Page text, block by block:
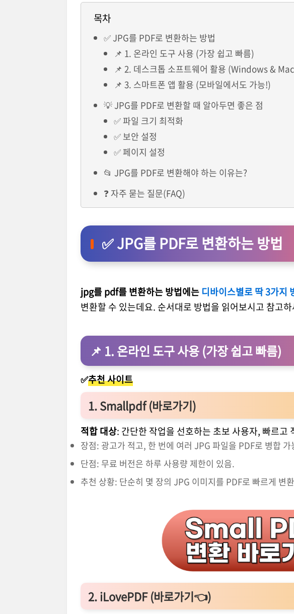
목차
✅ JPG를 PDF로 변환하는 방법
📌 1. 온라인 도구 사용 (가장 쉽고 빠름)
📌 2. 데스크톱 소프트웨어 활용 (Windows &
📌 3. 스마트폰 앱 활용 (모바일에서도 가능!)
💡 JPG를 PDF로 변환할 때 알아두면 좋은 점
✅ 파일 크기 최적화
✅ 보안 설정
✅ 페이지 설정
📂 JPG를 PDF로 변환해야 하는 이유는?
❓ 자주 묻는 질문(FAQ)
✅JPG를 PDF로 변환하는 방법
jpg를 pdf를 변환하는 방법에는 디바이스별로 딱 3가지
변환할 수 있는데요. 순서대로 방법을 읽어보시고 참고
📌 1. 온라인 도구 사용 (가장 쉽고 빠름)
✅추천 사이트
1. Smallpdf (바로가기)
적합 대상: 간단한 작업을 선호하는 초보 사용자, 빠르고
장점: 광고가 적고, 한 번에 여러 JPG 파일을 PDF로 병합 가
단점: 무료 버전은 하루 사용량 제한이 있음.
추천 상황: 단순히 몇 장의 JPG 이미지를 PDF로 빠르게 변
2. iLovePDF (바로가기👈)